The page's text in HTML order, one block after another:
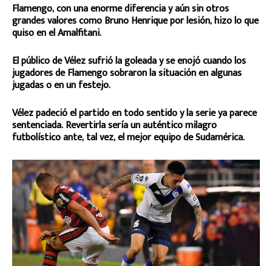
Flamengo, con una enorme diferencia y aún sin otros
grandes valores como Bruno Henrique por lesión, hizo lo que
quiso en el Amalfitani.
El público de Vélez sufrió la goleada y se enojó cuando los
jugadores de Flamengo sobraron la situación en algunas
jugadas o en un festejo.
Vélez padeció el partido en todo sentido y la serie ya parece
sentenciada. Revertirla sería un auténtico milagro
futbolístico ante, tal vez, el mejor equipo de Sudamérica.